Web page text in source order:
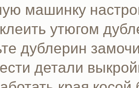
машинку
утюгом
дублерин
детали